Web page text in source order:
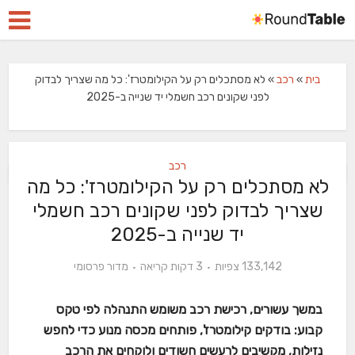
בית» רכב» לא מסתכלים רק על הקילומטרז': כל מה שצריך לבדוק
לפני שקונים רכב חשמלי יד שנייה ב-2025
רכב
לא מסתכלים רק על הקילומטרז': כל מה
שצריך לבדוק לפני שקונים רכב חשמלי
יד שנייה ב-2025
133,142 צפיות 3 דקות קריאה מדור פרסומי
במשך עשורים, רכישת רכב משומש התנהלה לפי טקס
קבוע: בודקים קילומטרז', פותחים מכסה מנוע כדי לחפש
נזילות, מקשיבים לרעשים חשודים ולוקחים את הרכב